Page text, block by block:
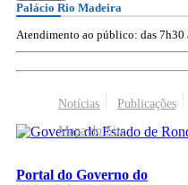
Palácio Rio Madeira
Atendimento ao público: das 7h30
Notícias Publicações
Mapa do Site
Portal do Governo do